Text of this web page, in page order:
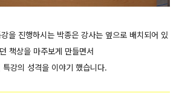
을 진행하시는 박종은 강사는 옆으로 배치되어 있
던 책상을 마주보게 만들면서
특강의 성격을 이야기 했습니다.